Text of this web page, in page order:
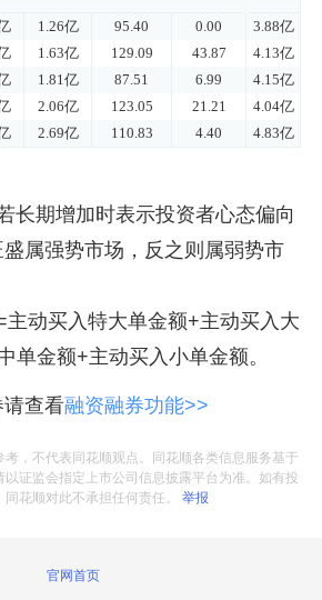
长期增加时表示投资者心态偏向
属强势市场，反之则属弱势市
动买入特大单金额+主动买入大
单金额+主动买入小单金额。
查看融资融券功能>>
考，不代表同花顺观点。同花顺各类信息服务基于
以证监会指定上市公司信息披露平台为准。如有投
同花顺对此不承担任何责任。举报
官网首页